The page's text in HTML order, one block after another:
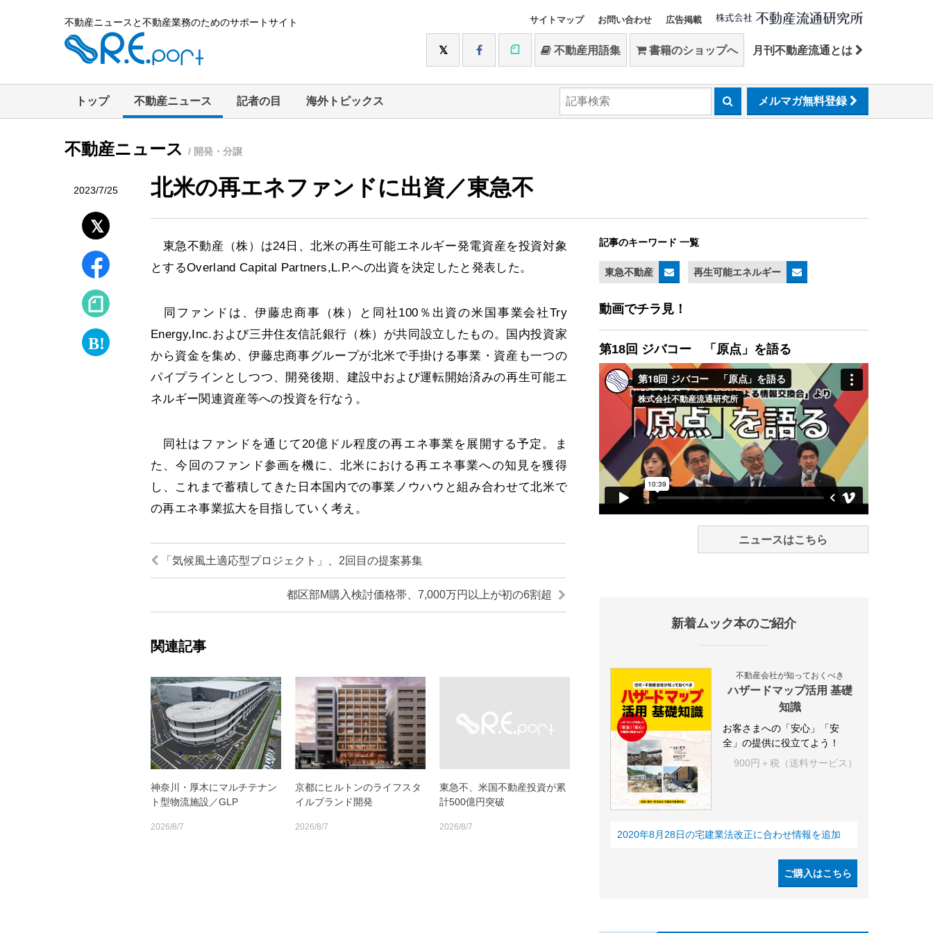
不動産ニュースと不動産業務のためのサポートサイト サイトマップ お問い合わせ 広告掲載
不動産用語集 書籍のショップへ 月刊不動産流通とは
トップ 不動産ニュース 記者の目 海外トピックス メルマガ無料登録
不動産ニュース / 開発・分譲
2023/7/25 北米の再エネファンドに出資／東急不
東急不動産（株）は24日、北米の再生可能エネルギー発電資産を投資対象
とするOverland Capital Partners,L.P.への出資を決定したと発表した。
同ファンドは、伊藤忠商事（株）と同社100％出資の米国事業会社Try
Energy,Inc.および三井住友信託銀行（株）が共同設立したもの。国内投資家
から資金を集め、伊藤忠商事グループが北米で手掛ける事業・資産も一つの
パイプラインとしつつ、開発後期、建設中および運転開始済みの再生可能エ
ネルギー関連資産等への投資を行なう。
同社はファンドを通じて20億ドル程度の再エネ事業を展開する予定。ま
た、今回のファンド参画を機に、北米における再エネ事業への知見を獲得
し、これまで蓄積してきた日本国内での事業ノウハウと組み合わせて北米で
の再エネ事業拡大を目指していく考え。
「気候風土適応型プロジェクト」、2回目の提案募集
都区部M購入検討価格帯、7,000万円以上が初の6割超
関連記事
神奈川・厚木にマルチテナン
ト型物流施設／GLP
2026/8/7
京都にヒルトンのライフスタ
イルブランド開発
2026/8/7
東急不、米国不動産投資が累
計500億円突破
2026/8/7
記事のキーワード 一覧
東急不動産 再生可能エネルギー
動画でチラ見！
第18回 ジバコー 「原点」を語る
ニュースはこちら
新着ムック本のご紹介
不動産会社が知っておくべき
ハザードマップ活用 基礎
知識
お客さまへの「安心」「安
全」の提供に役立てよう！
900円＋税（送料サービス）
2020年8月28日の宅建業法改正に合わせ情報を追加
ご購入はこちら